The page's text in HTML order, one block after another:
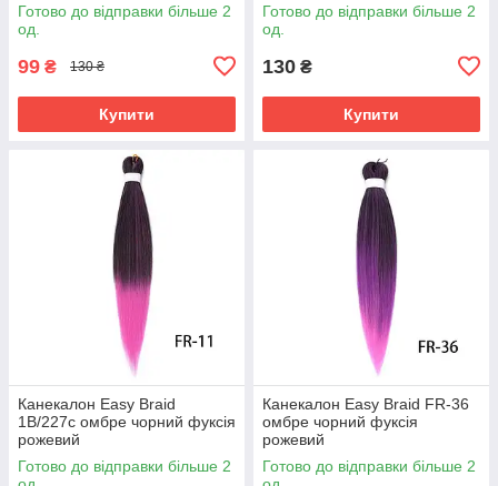
Готово до відправки більше 2
од.
99 ₴ 130 ₴
Купити
Готово до відправки більше 2
од.
130 ₴
Купити
Канекалон Easy Braid
1В/227с омбре чорний фуксія
рожевий
Готово до відправки більше 2
Канекалон Easy Braid FR-36
омбре чорний фуксія
рожевий
Готово до відправки більше 2